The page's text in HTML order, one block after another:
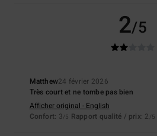
2/5
Matthew24 février 2026
Très court et ne tombe pas bien
Afficher original - English
Confort: 3/5 Rapport qualité / prix: 2 /5